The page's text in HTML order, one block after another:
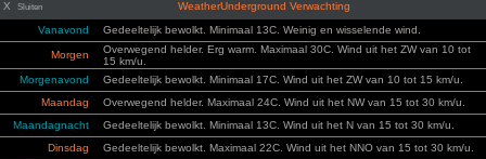
X Sluiten
WeatherUnderground Verwachting
Vanavond
Gedeeltelijk bewolkt. Minimaal 13C. Weinig en wisselende wind.
Morgen
Overwegend helder. Erg warm. Maximaal 30C. Wind uit het ZW van 10 tot
15 km/u.
Morgenavond
Gedeeltelijk bewolkt. Minimaal 17C. Wind uit het ZW van 10 tot 15 km/u.
Maandag
Overwegend helder. Maximaal 24C. Wind uit het NW van 15 tot 30 km/u.
Maandagnacht
Gedeeltelijk bewolkt. Minimaal 13C. Wind uit het N van 15 tot 30 km/u.
Dinsdag
Gedeeltelijk bewolkt. Maximaal 22C. Wind uit het NNO van 15 tot 30 km/u.